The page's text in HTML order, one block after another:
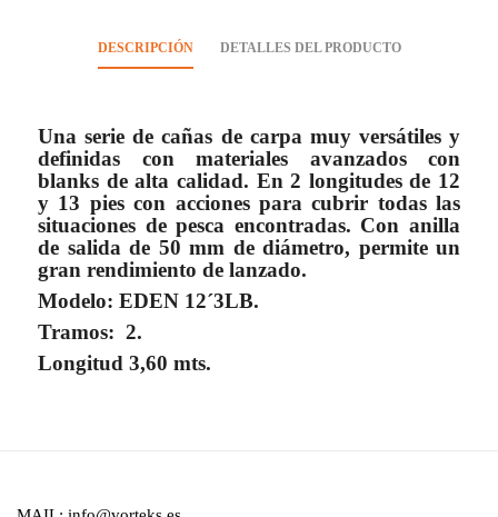
DESCRIPCIÓN DETALLES DEL PRODUCTO
Una serie de cañas de carpa muy versátiles y
definidas con materiales avanzados con
blanks de alta calidad. En 2 longitudes de 12
y 13 pies con acciones para cubrir todas las
situaciones de pesca encontradas. Con anilla
de salida de 50 mm de diámetro, permite un
gran rendimiento de lanzado.
Modelo: EDEN 12´3LB.
Tramos: 2.
Longitud 3,60 mts.